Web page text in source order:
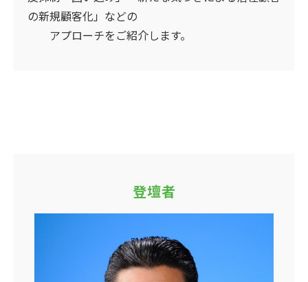
の新規顧客化」などの
アプローチをご紹介します。
登壇者